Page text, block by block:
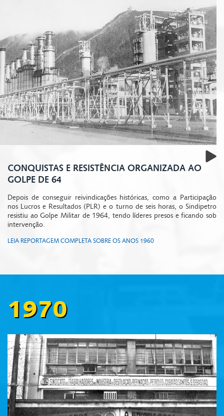
CONQUISTAS E RESISTÊNCIA ORGANIZADA AO
GOLPE DE 64
Depois de conseguir reivindicações históricas, como a Participação
nos Lucros e Resultados (PLR) e o turno de seis horas, o Sindipetro
resistiu ao Golpe Militar de 1964, tendo líderes presos e ficando sob
intervenção.
LEIA REPORTAGEM COMPLETA SOBRE OS ANOS 1960
1970